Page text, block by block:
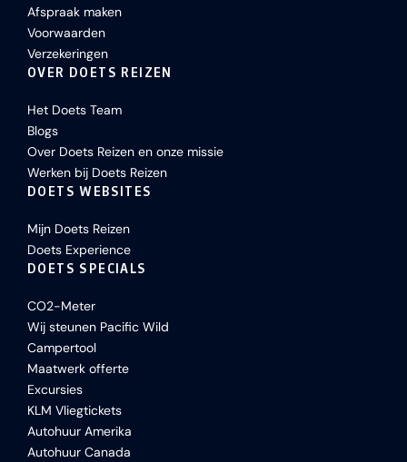
Afspraak maken
Voorwaarden
Verzekeringen
OVER DOETS REIZEN
Het Doets Team
Blogs
Over Doets Reizen en onze missie
Werken bij Doets Reizen
DOETS WEBSITES
Mijn Doets Reizen
Doets Experience
DOETS SPECIALS
CO2-Meter
Wij steunen Pacific Wild
Campertool
Maatwerk offerte
Excursies
KLM Vliegtickets
Autohuur Amerika
Autohuur Canada